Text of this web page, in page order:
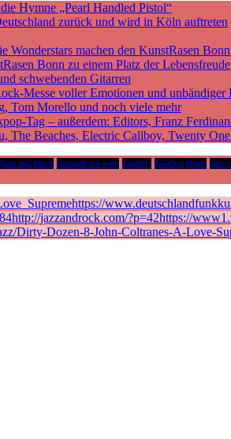
Hymne „Pearl Handled Pistol“
zurück und wird in Köln auftreten
machen den KunstRasen
Bonn zu einem Platz der Lebensfreude
schwebenden Gitarren
Messe voller Emotionen und unbändiger
Tom Morello und noch viele mehr
Tag – außerdem: Editors, Franz
The Beaches, Electric Callboy, Twenty
Jazz and Rock jazzandrock.com Jazzfest Jazzfest Bonn Jazz
jazzandrock.com/?p=42https://
Dirty-Dozen-8-John-Coltranes-A-Love-